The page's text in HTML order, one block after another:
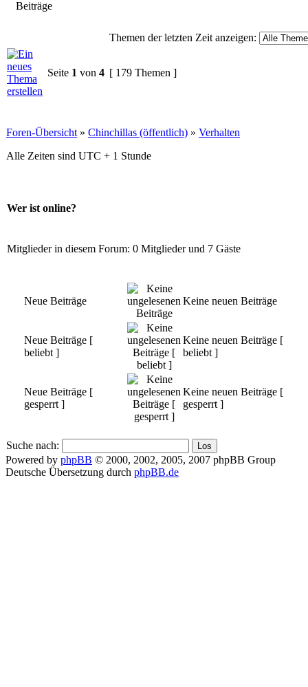
Themen der letzten Zeit anzeigen:
Seite 1 von 4 [ 179 Themen ]
Foren-Übersicht » Chinchillas (öffentlich) » Verhalten
Alle Zeiten sind UTC + 1 Stunde
Wer ist online?
Mitglieder in diesem Forum: 0 Mitglieder und 7 Gäste
Neue Beiträge Keine neuen Beiträge
Neue Beiträge [
beliebt ]
Keine neuen Beiträge [
beliebt ]
Neue Beiträge [
gesperrt ]
Keine neuen Beiträge [
gesperrt ]
Suche nach:
Powered by phpBB © 2000, 2002, 2005, 2007 phpBB Group
Deutsche Übersetzung durch phpBB.de